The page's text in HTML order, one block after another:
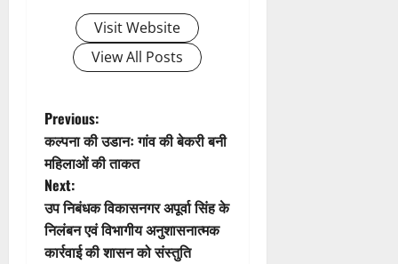
t
i
o
n
Visit Website
View All Posts
P
o
s
t
Previous:
कल्पना की उडानः गांव की बेकरी बनी
महिलाओं की ताकत
Next:
उप निबंधक विकासनगर अपूर्वा सिंह के
निलंबन एवं विभागीय अनुशासनात्मक
कार्रवाई की शासन को संस्तुति